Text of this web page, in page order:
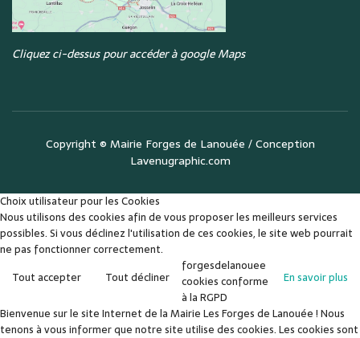
Cliquez ci-dessus pour accéder à google Maps
Copyright © Mairie Forges de Lanouée / Conception
Lavenugraphic.com
Choix utilisateur pour les Cookies
Nous utilisons des cookies afin de vous proposer les meilleurs services
possibles. Si vous déclinez l'utilisation de ces cookies, le site web pourrait
ne pas fonctionner correctement.
Tout accepter
Tout décliner En savoir plus
forgesdelanouee
cookies conforme
à la RGPD
Bienvenue sur le site Internet de la Mairie Les Forges de Lanouée ! Nous
tenons à vous informer que notre site utilise des cookies. Les cookies sont